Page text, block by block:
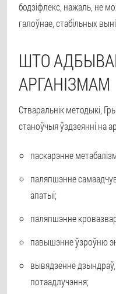
бодзіфлекс, нажаль, не
галоўнае, стабільных
ШТО
АРГАНІЗМАМ
Стваральнік методыкі,
станоўчыя ўздзеянні на
паскарэнне
паляпшэнне
апатыі;
паляпшэнне
павышэнне ўзроўню
вывядзенне дзындраў,
потаадлучэння;